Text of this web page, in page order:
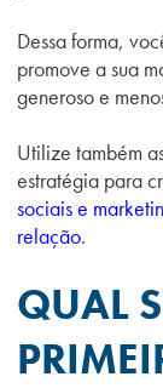
Dessa forma,
promove a sua
generoso e
Utilize também
estratégia para
sociais e
relação.
QUAL